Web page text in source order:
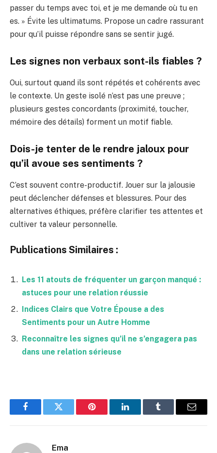
passer du temps avec toi, et je me demande où tu en
es. » Évite les ultimatums. Propose un cadre rassurant
pour qu’il puisse répondre sans se sentir jugé.
Les signes non verbaux sont-ils fiables ?
Oui, surtout quand ils sont répétés et cohérents avec
le contexte. Un geste isolé n’est pas une preuve ;
plusieurs gestes concordants (proximité, toucher,
mémoire des détails) forment un motif fiable.
Dois-je tenter de le rendre jaloux pour
qu’il avoue ses sentiments ?
C’est souvent contre-productif. Jouer sur la jalousie
peut déclencher défenses et blessures. Pour des
alternatives éthiques, préfère clarifier tes attentes et
cultiver ta valeur personnelle.
Publications Similaires :
Les 11 atouts de fréquenter un garçon manqué :
astuces pour une relation réussie
Indices Clairs que Votre Épouse a des
Sentiments pour un Autre Homme
Reconnaître les signes qu’il ne s’engagera pas
dans une relation sérieuse
FacebookTwitter Pinterest LinkedInTumblr Email
Ema